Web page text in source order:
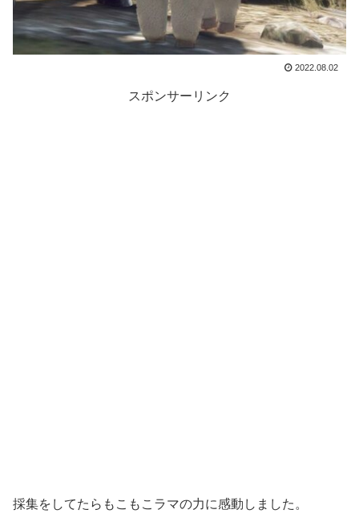
2022.08.02
スポンサーリンク
採集をしてたらもこもこラマの力に感動しました。